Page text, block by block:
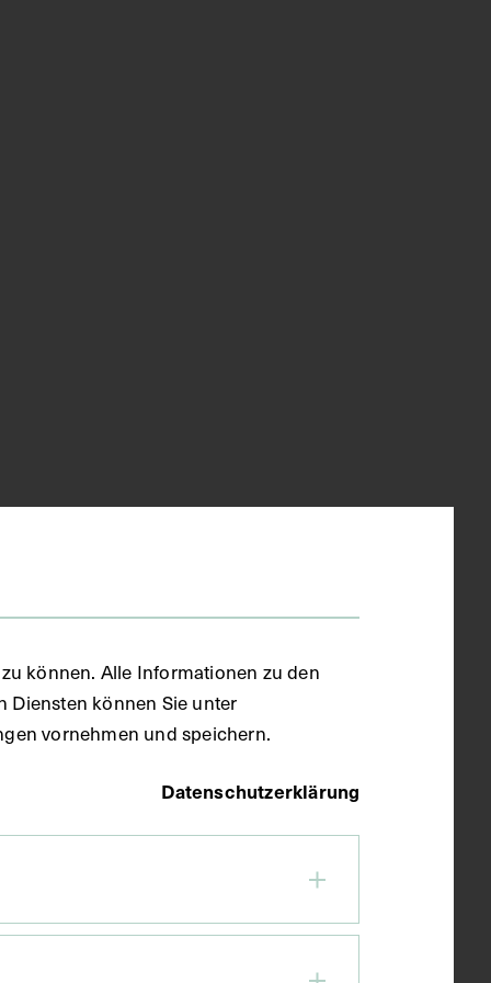
können. Alle Informationen zu den
Diensten können Sie unter
vornehmen und speichern.
Datenschutzerklärung